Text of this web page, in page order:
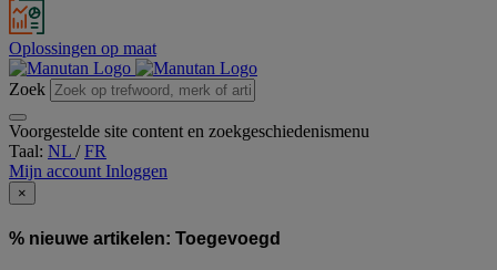
Oplossingen op maat
Zoek
Voorgestelde site content en zoekgeschiedenismenu
Taal: NL /FR
Mijn account Inloggen
×
% nieuwe artikelen: Toegevoegd